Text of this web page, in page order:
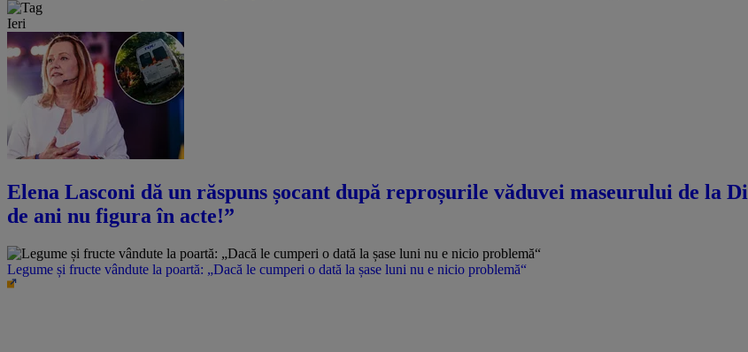
Ieri
Elena Lasconi dă un răspuns șocant după reproșurile văduvei maseurului de la
de ani nu figura în acte!”
Legume și fructe vândute la poartă: „Dacă le cumperi o dată la șase luni nu e nicio problemă“